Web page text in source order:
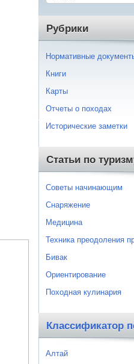
Рубрики
Нормативные
Книги
Карты
Отчеты о походах
Исторические заметки
Статьи по
Советы начинающим
Снаряжение
Медицина
Техника преодоления
Бивак
Ориентирование
Походная кулинария
Классификатор
Алтай